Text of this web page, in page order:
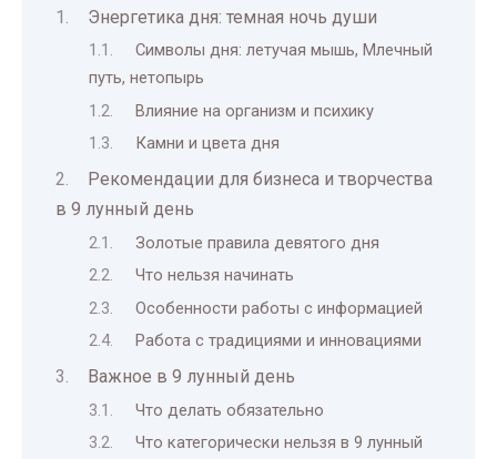
Энергетика дня: темная ночь души
Символы дня: летучая мышь, Млечный
путь, нетопырь
Влияние на организм и психику
Камни и цвета дня
Рекомендации для бизнеса и творчества
в 9 лунный день
Золотые правила девятого дня
Что нельзя начинать
Особенности работы с информацией
Работа с традициями и инновациями
Важное в 9 лунный день
Что делать обязательно
Что категорически нельзя в 9 лунный